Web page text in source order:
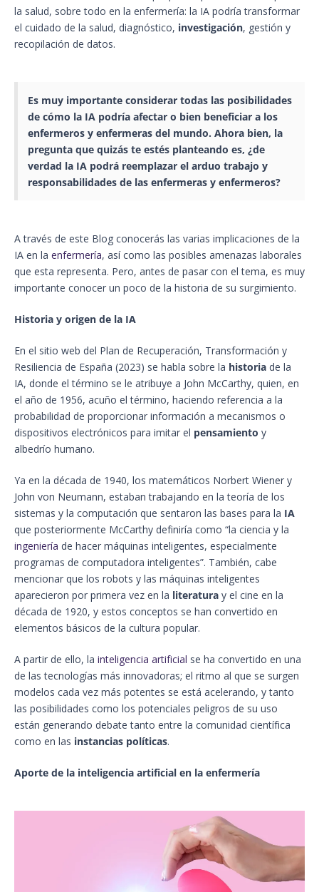
la salud, sobre todo en la enfermería: la IA podría transformar
el cuidado de la salud, diagnóstico, investigación, gestión y
recopilación de datos.
Es muy importante considerar todas las posibilidades
de cómo la IA podría afectar o bien beneficiar a los
enfermeros y enfermeras del mundo. Ahora bien, la
pregunta que quizás te estés planteando es, ¿de
verdad la IA podrá reemplazar el arduo trabajo y
responsabilidades de las enfermeras y enfermeros?
A través de este Blog conocerás las varias implicaciones de la
IA en la enfermería, así como las posibles amenazas laborales
que esta representa. Pero, antes de pasar con el tema, es muy
importante conocer un poco de la historia de su surgimiento.
Historia y origen de la IA
En el sitio web del Plan de Recuperación, Transformación y
Resiliencia de España (2023) se habla sobre la historia de la
IA, donde el término se le atribuye a John McCarthy, quien, en
el año de 1956, acuño el término, haciendo referencia a la
probabilidad de proporcionar información a mecanismos o
dispositivos electrónicos para imitar el pensamiento y
albedrío humano.
Ya en la década de 1940, los matemáticos Norbert Wiener y
John von Neumann, estaban trabajando en la teoría de los
sistemas y la computación que sentaron las bases para la IA
que posteriormente McCarthy definiría como “la ciencia y la
ingeniería de hacer máquinas inteligentes, especialmente
programas de computadora inteligentes”. También, cabe
mencionar que los robots y las máquinas inteligentes
aparecieron por primera vez en la literatura y el cine en la
década de 1920, y estos conceptos se han convertido en
elementos básicos de la cultura popular.
A partir de ello, la inteligencia artificial se ha convertido en una
de las tecnologías más innovadoras; el ritmo al que se surgen
modelos cada vez más potentes se está acelerando, y tanto
las posibilidades como los potenciales peligros de su uso
están generando debate tanto entre la comunidad científica
como en las instancias políticas.
Aporte de la inteligencia artificial en la enfermería